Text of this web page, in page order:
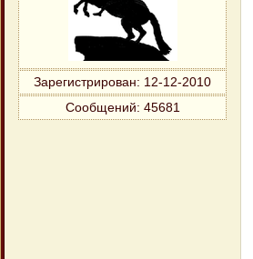
Зарегистрирован: 12-12-2010
Сообщений: 45681